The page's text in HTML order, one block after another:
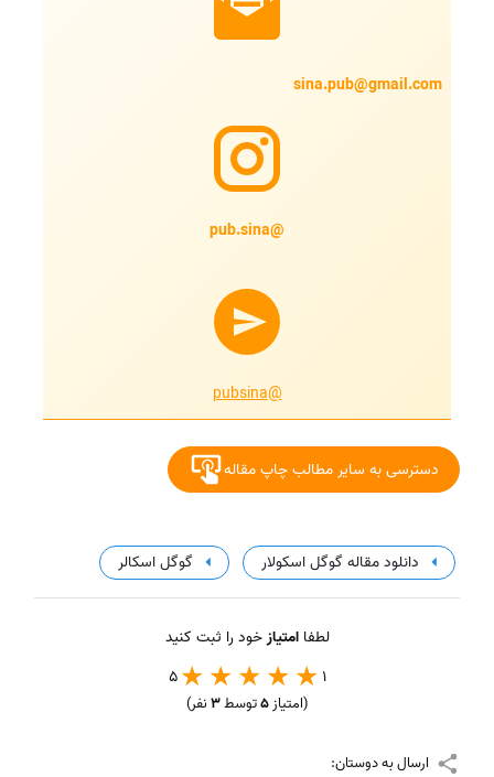
sina.pub@gmail.com
@pub.sina
@pubsina
دسترسی به سایر مطالب چاپ مقاله
دانلود مقاله گوگل اسکولار گوگل اسکالر
لطفاامتیازخود را ثبت کنید
1
5
(امتیاز5توسط3نفر)
ارسال به دوستان: